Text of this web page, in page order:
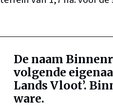
De naam
volgende
Lands Vloot’.
ware.